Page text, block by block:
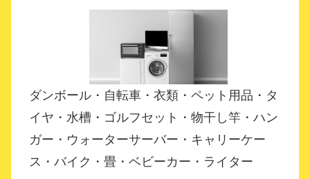
ダンボール・自転車・衣類・ペット用品・タ
イヤ・水槽・ゴルフセット・物干し竿・ハン
ガー・ウォーターサーバー・キャリーケー
ス・バイク・畳・ベビーカー・ライター